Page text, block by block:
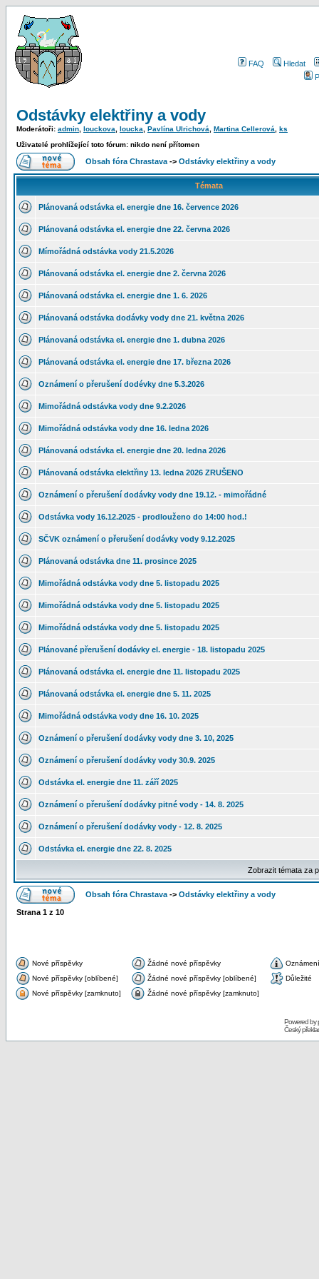
FAQ
Hledat
Odstávky elektřiny a vody
Moderátoři: admin louckova loucka Pavlína Ulrichová Martina Cellerová
ks
Uživatelé prohlížející toto fórum: nikdo není přítomen
Obsah fóra Chrastava -> Odstávky elektřiny a vody
Témata
Plánovaná odstávka el. energie dne 16. července 2026
Plánovaná odstávka el. energie dne 22. června 2026
Mímořádná odstávka vody 21.5.2026
Plánovaná odstávka el. energie dne 2. června 2026
Plánovaná odstávka el. energie dne 1. 6. 2026
Plánovaná odstávka dodávky vody dne 21. května 2026
Plánovaná odstávka el. energie dne 1. dubna 2026
Plánovaná odstávka el. energie dne 17. března 2026
Oznámení o přerušení dodévky dne 5.3.2026
Mimořádná odstávka vody dne 9.2.2026
Mimořádná odstávka vody dne 16. ledna 2026
Plánovaná odstávka el. energie dne 20. ledna 2026
Plánovaná odstávka elektřiny 13. ledna 2026 ZRUŠENO
Oznámení o přerušení dodávky vody dne 19.12. - mimořádné
Odstávka vody 16.12.2025 - prodlouženo do 14:00 hod.!
SČVK oznámení o přerušení dodávky vody 9.12.2025
Plánovaná odstávka dne 11. prosince 2025
Mimořádná odstávka vody dne 5. listopadu 2025
Mimořádná odstávka vody dne 5. listopadu 2025
Mimořádná odstávka vody dne 5. listopadu 2025
Plánované přerušení dodávky el. energie - 18. listopadu 2025
Plánovaná odstávka el. energie dne 11. listopadu 2025
Plánovaná odstávka el. energie dne 5. 11. 2025
Mimořádná odstávka vody dne 16. 10. 2025
Oznámení o přerušení dodávky vody dne 3. 10, 2025
Oznámení o přerušení dodávky vody 30.9. 2025
Odstávka el. energie dne 11. září 2025
Oznámení o přerušení dodávky pitné vody - 14. 8. 2025
Oznámení o přerušení dodávky vody - 12. 8. 2025
Odstávka el. energie dne 22. 8. 2025
Zobrazit témata za
Obsah fóra Chrastava -> Odstávky elektřiny a vody
Strana 1 z 10
Nové příspěvky Žádné nové příspěvky
Oznámení
Nové příspěvky [oblíbené]
Žádné nové příspěvky [oblíbené]
Důležité
Nové příspěvky [zamknuto]
Žádné nové příspěvky [zamknuto]
Powered by
Český